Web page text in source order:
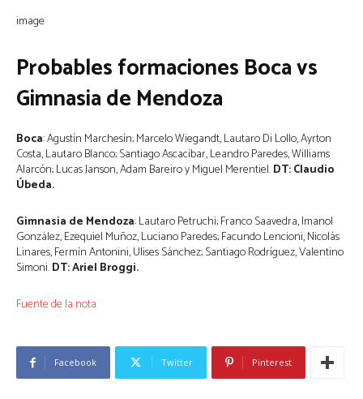
image
Probables formaciones Boca vs
Gimnasia de Mendoza
Boca: Agustín Marchesín; Marcelo Wiegandt, Lautaro Di Lollo, Ayrton
Costa, Lautaro Blanco; Santiago Ascacíbar, Leandro Paredes, Williams
Alarcón; Lucas Janson, Adam Bareiro y Miguel Merentiel.DT: Claudio
Úbeda.
Gimnasia de Mendoza: Lautaro Petruchi; Franco Saavedra, Imanol
González, Ezequiel Muñoz, Luciano Paredes; Facundo Lencioni, Nicolás
Linares, Fermín Antonini, Ulises Sánchez; Santiago Rodríguez, Valentino
Simoni.DT: Ariel Broggi.
Fuente de la nota
Facebook Twitter Pinterest